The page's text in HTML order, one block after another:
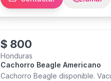
disponibilidad y formas de
$ 800
Honduras
Cachorro Beagle Americano
Cachorro Beagle disponible.